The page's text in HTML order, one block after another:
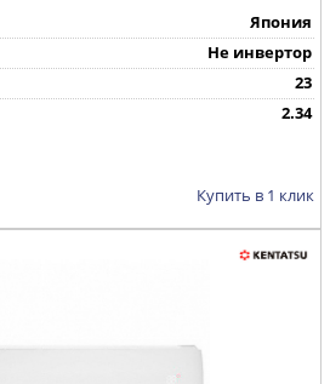
Япония
Не инвертор
23
2.34
Купить в 1 клик